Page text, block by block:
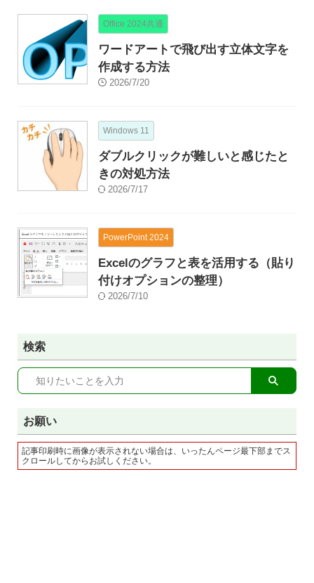
Office 2024共通
ワードアートで飛び出す立体文字を
作成する方法
2026/7/20
Windows 11
ダブルクリックが難しいと感じたと
きの対処方法
2026/7/17
PowerPoint 2024
Excelのグラフと表を活用する（貼り
付けオプションの整理）
2026/7/10
検索
お願い
記事印刷時に画像が表示されない場合は、いったんページ最下部までス
クロールしてからお試しください。